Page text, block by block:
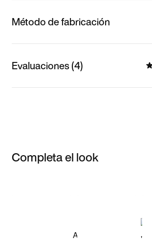
Método de fabricación
Evaluaciones (4)
Completa el look